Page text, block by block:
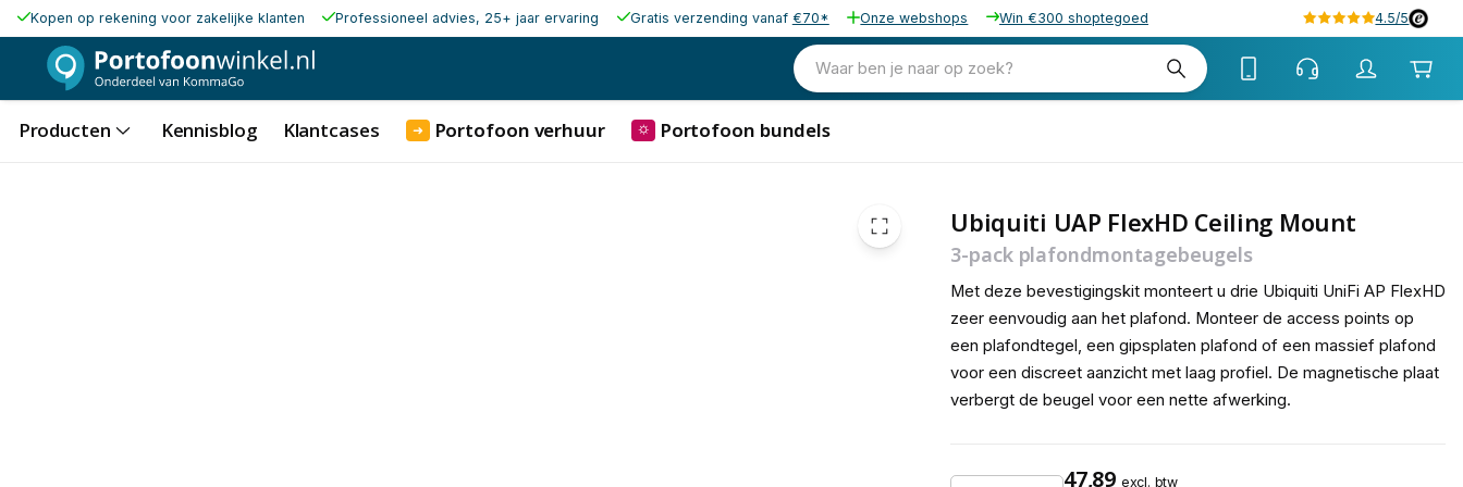
Kopen op rekening voor zakelijke klanten Professioneel advies, 25+ jaar ervaring Gratis verzending vanaf €70* Onze webshops Win €300 shoptegoed 4.5/5
Waar ben je naar op zoek?
Producten Kennisblog Klantcases ➜ Portofoon verhuur ⛭ Portofoon bundels
Ubiquiti UAP FlexHD Ceiling Mount
3-pack plafondmontagebeugels
Met deze bevestigingskit monteert u drie Ubiquiti UniFi AP FlexHD
zeer eenvoudig aan het plafond. Monteer de access points op
een plafondtegel, een gipsplaten plafond of een massief plafond
voor een discreet aanzicht met laag profiel. De magnetische plaat
verbergt de beugel voor een nette afwerking.
47,89 excl. btw
47,89 excl. btw
57,95 incl. btw